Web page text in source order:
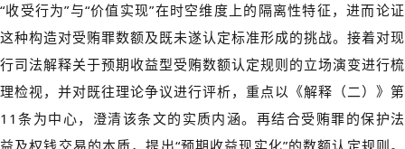
“收受行为”与“价值实现”在时空维度上的隔离性特征，进而论证
这种构造对受贿罪数额及既未遂认定标准形成的挑战。接着对现
行司法解释关于预期收益型受贿数额认定规则的立场演变进行梳
理检视，并对既往理论争议进行评析，重点以《解释（二）》第
11条为中心，澄清该条文的实质内涵。再结合受贿罪的保护法